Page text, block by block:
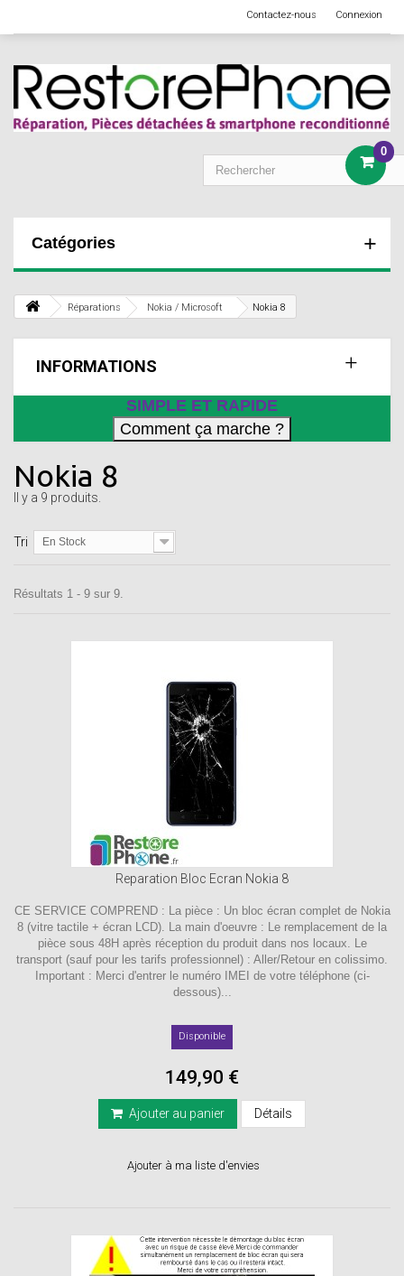
Connexion
Contactez-nous
0
Catégories
Réparations Nokia / Microsoft Nokia 8
INFORMATIONS
SIMPLE ET RAPIDE
Nokia 8
Il y a 9 produits.
Tri En Stock
Résultats 1 - 9 sur 9.
Reparation Bloc Ecran Nokia 8
CE SERVICE COMPREND : La pièce : Un bloc écran complet de Nokia
8 (vitre tactile + écran LCD). La main d'oeuvre : Le remplacement de la
pièce sous 48H après réception du produit dans nos locaux. Le
transport (sauf pour les tarifs professionnel) : Aller/Retour en colissimo.
Important : Merci d'entrer le numéro IMEI de votre téléphone (ci-
dessous)...
Disponible
149,90 €
Ajouter au panier Détails
Ajouter à ma liste d'envies